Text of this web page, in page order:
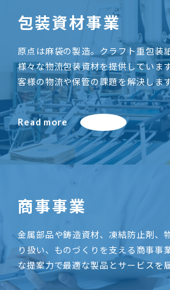
包装資材事業
原点は麻袋の製造。クラフト重包装
様々な物流包装資材を提供していま
客様の物流や保管の課題を解決しま
Read more
商事事業
金属部品や鋳造資材、凍結防止剤、
り扱い、ものづくりを支える商事事
な提案力で最適な製品とサービスを